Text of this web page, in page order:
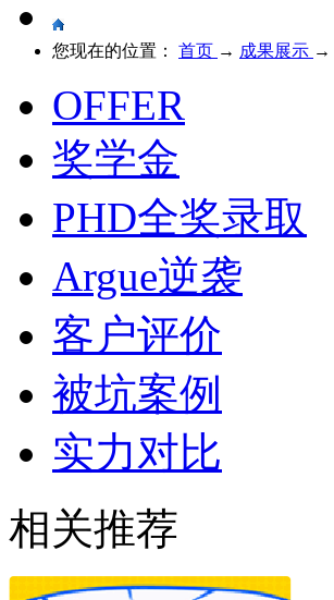
您现在的位置： 首页 → 成果展示 →
OFFER
奖学金
PHD全奖录取
Argue逆袭
客户评价
被坑案例
实力对比
相关推荐